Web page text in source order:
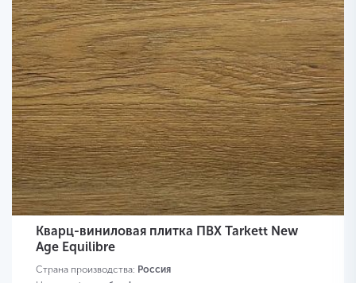
Кварц-виниловая плитка ПВХ Tarkett New
Age Equilibre
Страна производства: Россия